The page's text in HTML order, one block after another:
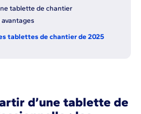
tablette de chantier
tablettes de chantier de 2025
d’une tablette de